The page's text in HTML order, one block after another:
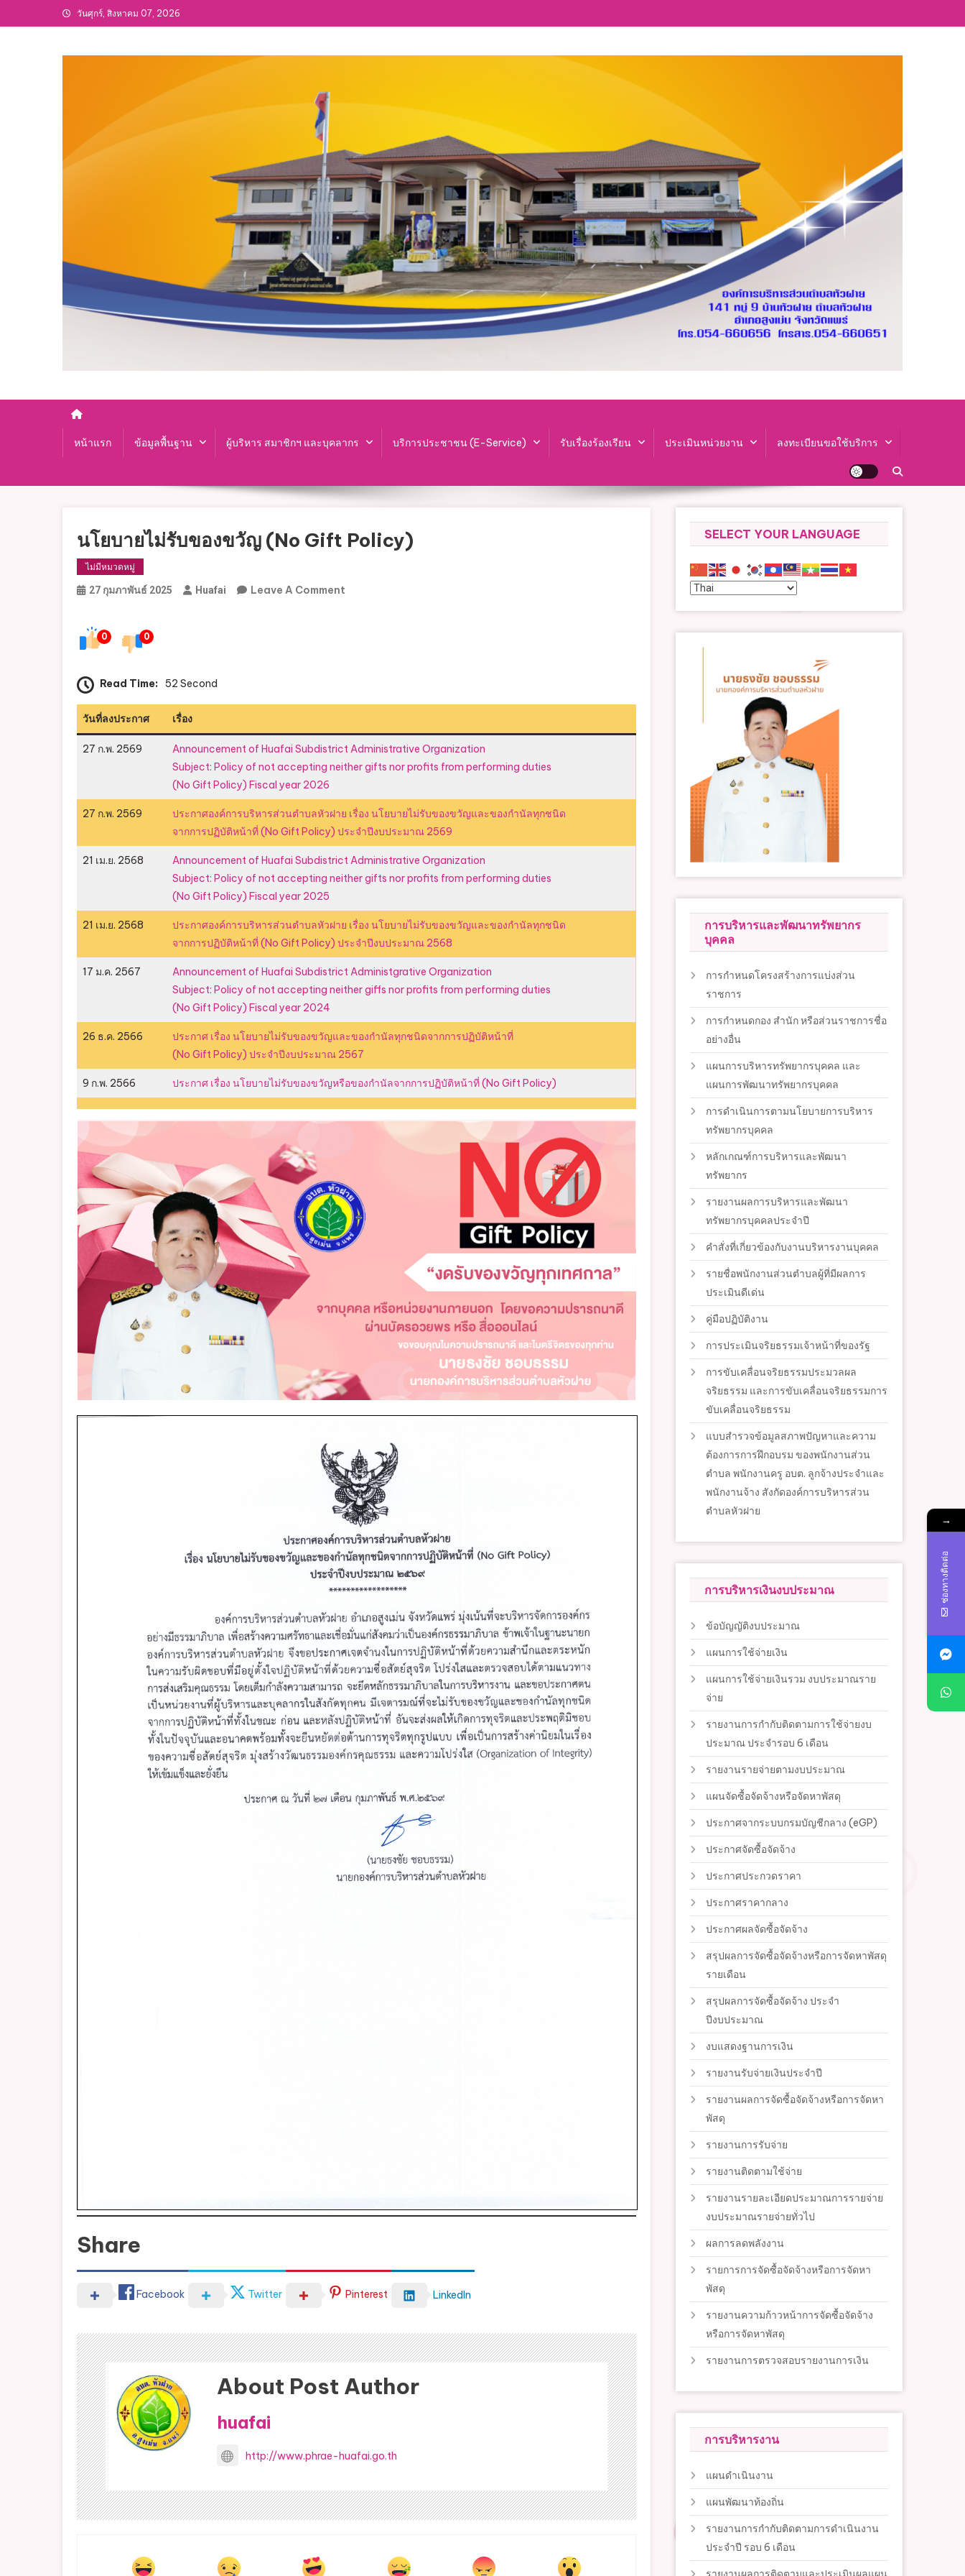
to
วันศุกร์, สิงหาคม 07, 2026
หน้าแรก ข้อมูลพื้นฐาน ผู้บริหาร สมาชิกฯ และบุคลากร บริการประชาชน (E-Service) รับเรื่องร้องเรียน ประเมินหน่วยงาน ลงทะเบียนขอใช้บริการ
นโยบายไม่รับของขวัญ (No Gift Policy)
ไม่มีหมวดหมู่
27 กุมภาพันธ์ 2025 Huafai Leave A Comment
Policy)
0 0
Read Time: 52 Second
วันที่ลงประกาศ เรื่อง
27 ก.พ. 2569
Announcement of Huafai Subdistrict Administrative Organization
Subject: Policy of not accepting neither gifts nor profits from performing duties
(No Gift Policy) Fiscal year 2026
27 ก.พ. 2569
ประกาศองค์การบริหารส่วนตำบลหัวฝาย เรื่อง นโยบายไม่รับของขวัญและของกำนัลทุกชนิด
จากการปฏิบัติหน้าที่ (No Gift Policy) ประจำปีงบประมาณ 2569
21 เม.ย. 2568
Announcement of Huafai Subdistrict Administrative Organization
Subject: Policy of not accepting neither gifts nor profits from performing duties
(No Gift Policy) Fiscal year 2025
21 เม.ย. 2568
ประกาศองค์การบริหารส่วนตำบลหัวฝาย เรื่อง นโยบายไม่รับของขวัญและของกำนัลทุกชนิด
จากการปฏิบัติหน้าที่ (No Gift Policy) ประจำปีงบประมาณ 2568
17 ม.ค. 2567
Announcement of Huafai Subdistrict Administgrative Organization
Subject: Policy of not accepting neither giffs nor profits from performing duties
(No Gift Policy) Fiscal year 2024
26 ธ.ค. 2566
ประกาศ เรื่อง นโยบายไม่รับของขวัญและของกำนัลทุกชนิดจากการปฏิบัติหน้าที่
(No Gift Policy) ประจำปีงบประมาณ 2567
9 ก.พ. 2566 ประกาศ เรื่อง นโยบายไม่รับของขวัญหรือของกำนัลจากการปฏิบัติหน้าที่ (No Gift Policy)
Share
Facebook Twitter Pinterest LinkedIn
About Post Author
huafai
http://www.phrae-huafai.go.th
SELECT YOUR LANGUAGE
การบริหารและพัฒนาทรัพยากร
บุคคล
การกำหนดโครงสร้างการแบ่งส่วน
ราชการ
การกำหนดกอง สำนัก หรือส่วนราชการชื่อ
อย่างอื่น
แผนการบริหารทรัพยากรบุคคล และ
แผนการพัฒนาทรัพยากรบุคคล
การดำเนินการตามนโยบายการบริหาร
ทรัพยากรบุคคล
หลักเกณฑ์การบริหารและพัฒนา
ทรัพยากร
รายงานผลการบริหารและพัฒนา
ทรัพยากรบุคคลประจำปี
คำสั่งที่เกี่ยวข้องกับงานบริหารงานบุคคล
รายชื่อพนักงานส่วนตำบลผู้ที่มีผลการ
ประเมินดีเด่น
คู่มือปฏิบัติงาน
การประเมินจริยธรรมเจ้าหน้าที่ของรัฐ
การขับเคลื่อนจริยธรรมประมวลผล
จริยธรรม และการขับเคลื่อนจริยธรรมการ
ขับเคลื่อนจริยธรรม
แบบสำรวจข้อมูลสภาพปัญหาและความ
ต้องการการฝึกอบรม ของพนักงานส่วน
ตำบล พนักงานครู อบต. ลูกจ้างประจำและ
พนักงานจ้าง สังกัดองค์การบริหารส่วน
ตำบลหัวฝาย
การบริหารเงินงบประมาณ
ข้อบัญญัติงบประมาณ
แผนการใช้จ่ายเงิน
แผนการใช้จ่ายเงินรวม งบประมาณราย
จ่าย
รายงานการกำกับติดตามการใช้จ่ายงบ
ประมาณ ประจำรอบ 6 เดือน
รายงานรายจ่ายตามงบประมาณ
แผนจัดซื้อจัดจ้างหรือจัดหาพัสดุ
ประกาศจากระบบกรมบัญชีกลาง (eGP)
ประกาศจัดซื้อจัดจ้าง
ประกาศประกวดราคา
ประกาศราคากลาง
ประกาศผลจัดซื้อจัดจ้าง
สรุปผลการจัดซื้อจัดจ้างหรือการจัดหาพัสดุ
รายเดือน
สรุปผลการจัดซื้อจัดจ้าง ประจำ
ปีงบประมาณ
งบแสดงฐานการเงิน
รายงานรับจ่ายเงินประจำปี
รายงานผลการจัดซื้อจัดจ้างหรือการจัดหา
พัสดุ
รายงานการรับจ่าย
รายงานติดตามใช้จ่าย
รายงานรายละเอียดประมาณการรายจ่าย
งบประมาณรายจ่ายทั่วไป
ผลการลดพลังงาน
รายการการจัดซื้อจัดจ้างหรือการจัดหา
พัสดุ
รายงานความก้าวหน้าการจัดซื้อจัดจ้าง
หรือการจัดหาพัสดุ
รายงานการตรวจสอบรายงานการเงิน
การบริหารงาน
แผนดำเนินงาน
แผนพัฒนาท้องถิ่น
รายงานการกำกับติดตามการดำเนินงาน
ประจำปี รอบ 6 เดือน
→
ช่องทางติดต่อ